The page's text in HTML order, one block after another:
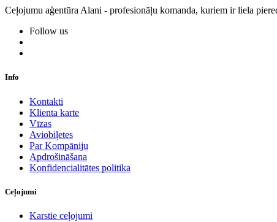
Ceļojumu aģentūra Alani - profesionāļu komanda, kuriem ir liela
Follow us
Info
Kontakti
Klienta karte
Vīzas
Aviobiļetes
Par Kompāniju
Apdrošināšana
Konfidencialitātes politika
Ceļojumi
Karstie ceļojumi